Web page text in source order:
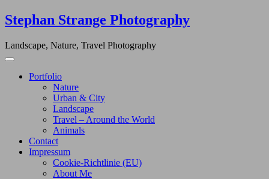
Skip
to
Stephan Strange Photography
Landscape, Nature, Travel Photography
Portfolio
Nature
Urban & City
Landscape
Travel – Around the World
Animals
Contact
Impressum
Cookie-Richtlinie (EU)
About Me